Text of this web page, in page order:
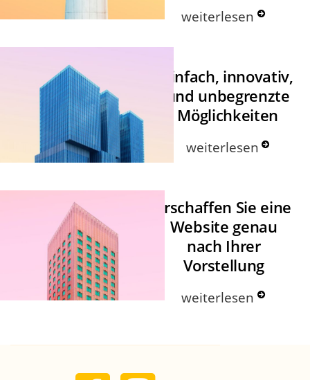
weiterlesen
Einfach, innovativ,
und unbegrenzte
Möglichkeiten
weiterlesen
Erschaffen Sie eine
Website genau
nach Ihrer
Vorstellung
weiterlesen